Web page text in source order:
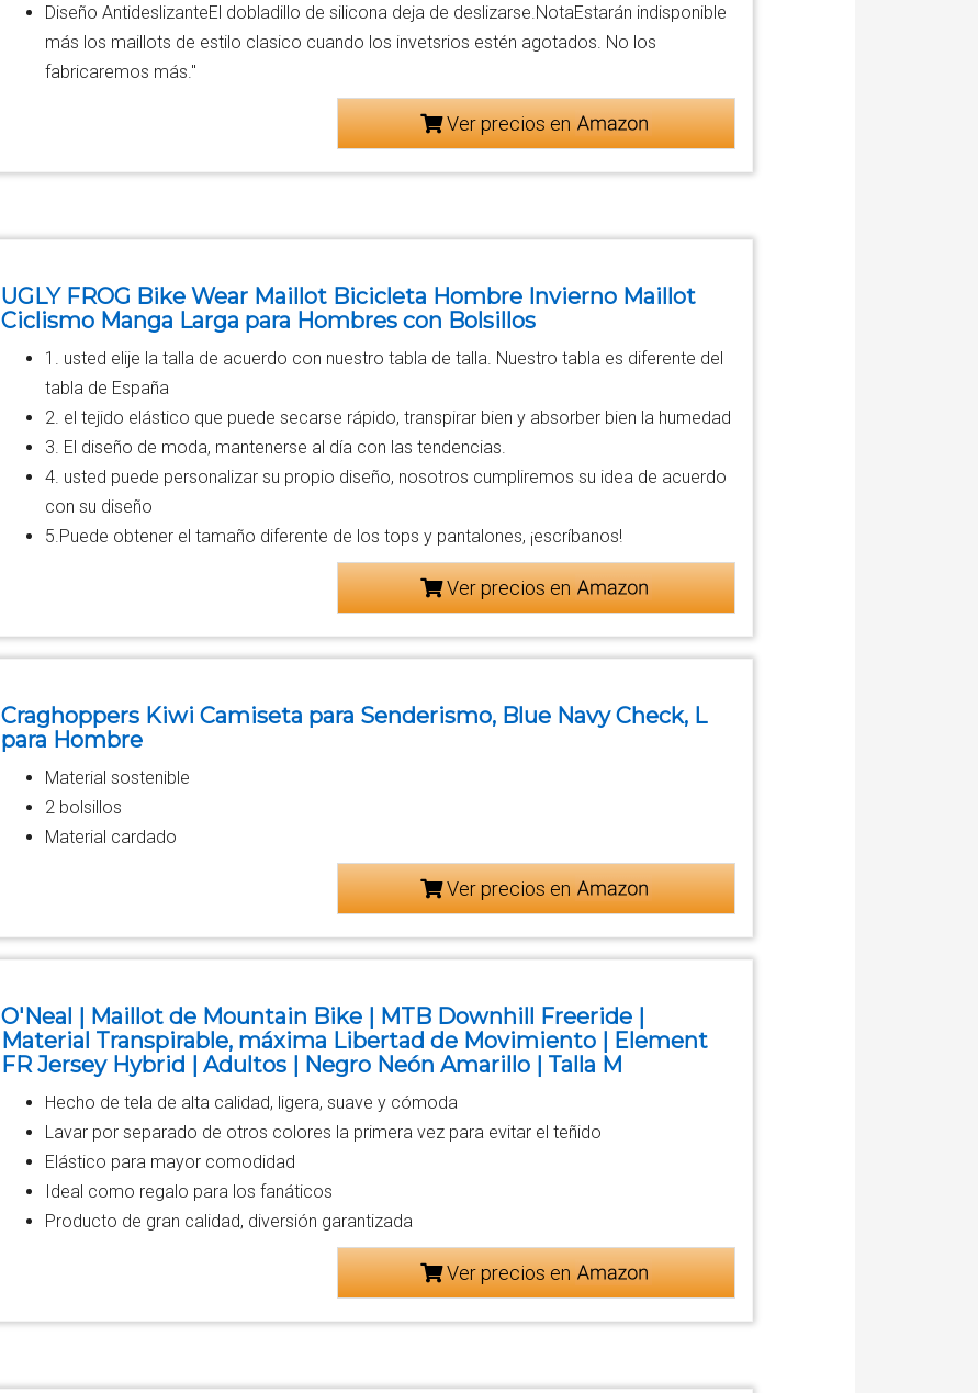
Diseño AntideslizanteEl dobladillo de silicona deja de deslizarse.NotaEstarán indisponible
más los maillots de estilo clasico cuando los invetsrios estén agotados. No los
fabricaremos más."
Ver precios en
UGLY FROG Bike Wear Maillot Bicicleta Hombre Invierno Maillot
Ciclismo Manga Larga para Hombres con Bolsillos
1. usted elije la talla de acuerdo con nuestro tabla de talla. Nuestro tabla es diferente del
tabla de España
2. el tejido elástico que puede secarse rápido, transpirar bien y absorber bien la humedad
3. El diseño de moda, mantenerse al día con las tendencias.
4. usted puede personalizar su propio diseño, nosotros cumpliremos su idea de acuerdo
con su diseño
5.Puede obtener el tamaño diferente de los tops y pantalones, ¡escríbanos!
Ver precios en
Craghoppers Kiwi Camiseta para Senderismo, Blue Navy Check, L
para Hombre
Material sostenible
2 bolsillos
Material cardado
Ver precios en
O'Neal | Maillot de Mountain Bike | MTB Downhill Freeride |
Material Transpirable, máxima Libertad de Movimiento | Element
FR Jersey Hybrid | Adultos | Negro Neón Amarillo | Talla M
Hecho de tela de alta calidad, ligera, suave y cómoda
Lavar por separado de otros colores la primera vez para evitar el teñido
Elástico para mayor comodidad
Ideal como regalo para los fanáticos
Producto de gran calidad, diversión garantizada
Ver precios en